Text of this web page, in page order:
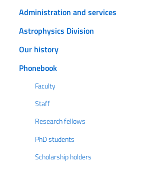
Administration and services
Astrophysics Division
Our history
Phonebook
Faculty
Staff
Research fellows
PhD students
Scholarship holders